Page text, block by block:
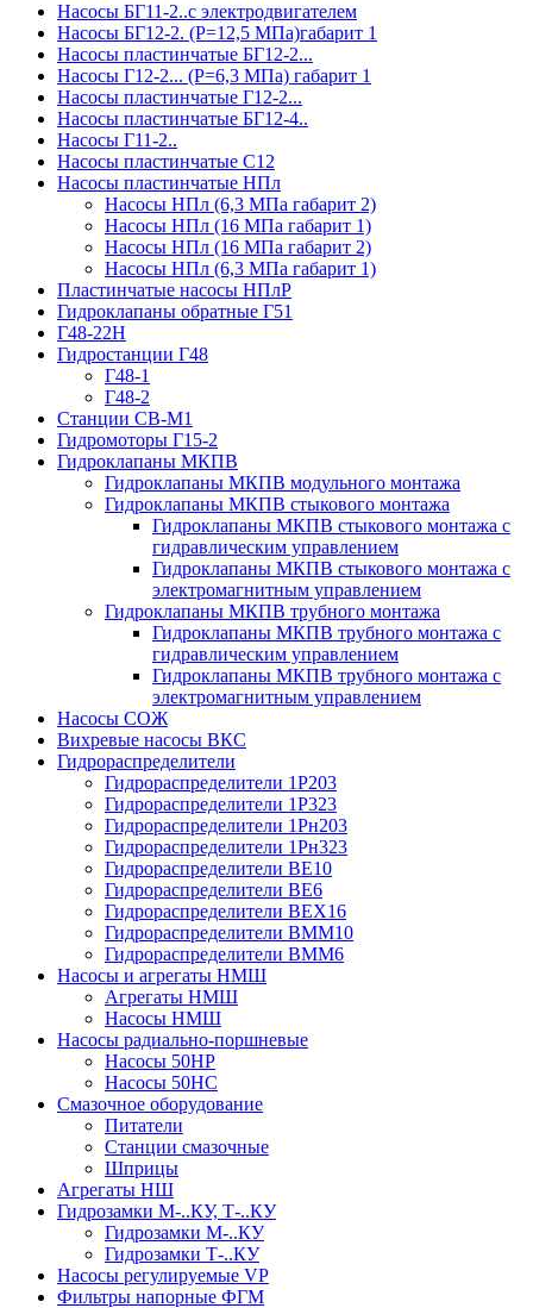
Насосы БГ11-2..с электродвигателем
Насосы БГ12-2. (Р=12,5 МПа)габарит 1
Насосы пластинчатые БГ12-2...
Насосы Г12-2... (Р=6,3 МПа) габарит 1
Насосы пластинчатые Г12-2...
Насосы пластинчатые БГ12-4..
Насосы Г11-2..
Насосы пластинчатые С12
Насосы пластинчатые НПл
Насосы НПл (6,3 МПа габарит 2)
Насосы НПл (16 МПа габарит 1)
Насосы НПл (16 МПа габарит 2)
Насосы НПл (6,3 МПа габарит 1)
Пластинчатые насосы НПлР
Гидроклапаны обратные Г51
Г48-22Н
Гидростанции Г48
Г48-1
Г48-2
Станции СВ-М1
Гидромоторы Г15-2
Гидроклапаны МКПВ
Гидроклапаны МКПВ модульного монтажа
Гидроклапаны МКПВ стыкового монтажа
Гидроклапаны МКПВ стыкового монтажа с
гидравлическим управлением
Гидроклапаны МКПВ стыкового монтажа с
электромагнитным управлением
Гидроклапаны МКПВ трубного монтажа
Гидроклапаны МКПВ трубного монтажа с
гидравлическим управлением
Гидроклапаны МКПВ трубного монтажа с
электромагнитным управлением
Насосы СОЖ
Вихревые насосы ВКС
Гидрораспределители
Гидрораспределители 1Р203
Гидрораспределители 1Р323
Гидрораспределители 1Рн203
Гидрораспределители 1Рн323
Гидрораспределители ВЕ10
Гидрораспределители ВЕ6
Гидрораспределители ВЕХ16
Гидрораспределители ВММ10
Гидрораспределители ВММ6
Насосы и агрегаты НМШ
Агрегаты НМШ
Насосы НМШ
Насосы радиально-поршневые
Насосы 50НР
Насосы 50НС
Смазочное оборудование
Питатели
Станции смазочные
Шприцы
Агрегаты НШ
Гидрозамки М-..КУ, Т-..КУ
Гидрозамки М-..КУ
Гидрозамки Т-..КУ
Насосы регулируемые VP
Фильтры напорные ФГМ